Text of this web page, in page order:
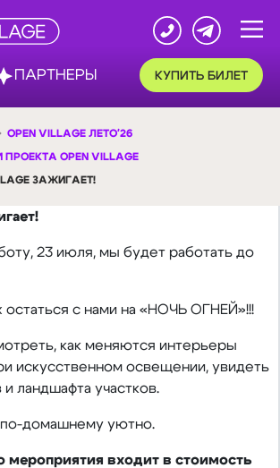
КУПИТЬ БИЛЕТ
OPEN VILLAGE ЛЕТО'26
OPEN VILLAGE
ЗАЖИГАЕТ!
23 июля, мы будет работать до
остаться с нами на «НОЧЬ ОГНЕЙ»!!!
как меняются интерьеры
искусственном освещении, увидеть
ландшафта участков.
по-домашнему уютно.
мероприятия входит в стоимость